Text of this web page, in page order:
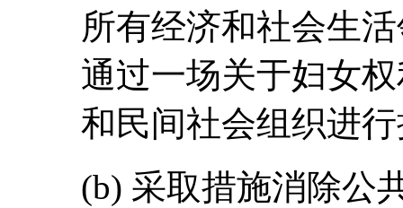
所有经济和社会生
通过一场关于妇女
和民间社会组织进
(b) 采取措施消除公